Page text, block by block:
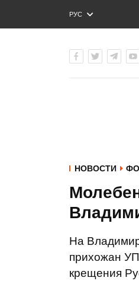
РУС
ENG
НОВОСТИ
На
прихожан
крещения